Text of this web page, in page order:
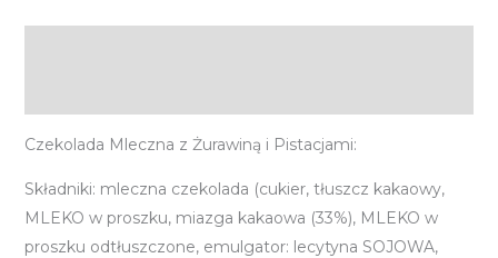
Czekolada Mleczna z Żurawiną i Pistacjami:
Składniki: mleczna czekolada (cukier, tłuszcz kakaowy,
MLEKO w proszku, miazga kakaowa (33%), MLEKO w
proszku odtłuszczone, emulgator: lecytyna SOJOWA,